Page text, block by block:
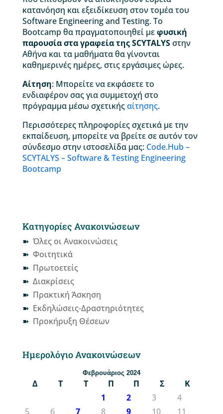
κατανόηση και εξειδίκευση στον τομέα του
Software Engineering and Testing. Το
Bootcamp θα πραγματοποιηθεί μεφυσική
παρουσία στα γραφεία της SCYTALYSστην
Αθήνα και τα μαθήματα θα γίνονται
καθημερινές ημέρες, στις εργάσιμες ώρες.
Αίτηση: Μπορείτε να εκφάσετε το
ενδιαφέρον σας για συμμετοχή στο
πρόγραμμα μέσω σχετικήςαίτησης.
Περισσότερες πληροφορίες σχετικά με την
εκπαίδευση, μπορείτε να βρείτε σε αυτόν τον
σύνδεσμο στην ιστοσελίδα μας: Code.Hub –
SCYTALYS – Software & Testing Engineering
Bootcamp
Κατηγορίες Ανακοινώσεων
Όλες οι Ανακοινώσεις
Φοιτητικά
Πρωτοετείς
Διακρίσεις
Πρακτική Άσκηση
Εκδηλώσεις-Δραστηριότητες
Προκήρυξη Θέσεων
Ημερολόγιο Ανακοινώσεων
Φεβρουάριος 2024
Δ Τ Τ Π Π Σ
Κ
1
2 3
4
5
6 7 8 9 10 11